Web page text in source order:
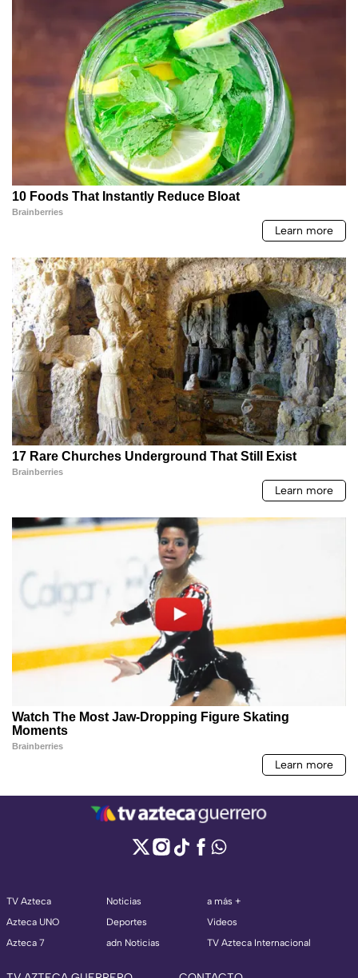
TV Azteca
Azteca UNO
Azteca 7
Noticias
Deportes
adn Noticias
a más +
Videos
TV Azteca Internacional